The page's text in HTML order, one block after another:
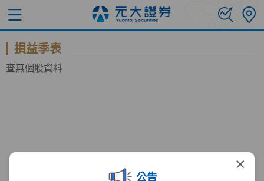
×
公告
損益季表
查無個股資料